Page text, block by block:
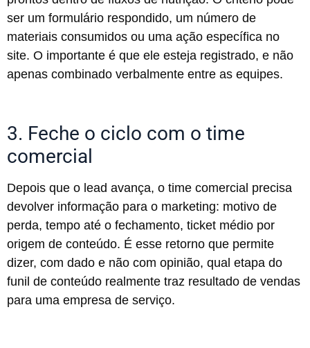
ser um formulário respondido, um número de
materiais consumidos ou uma ação específica no
site. O importante é que ele esteja registrado, e não
apenas combinado verbalmente entre as equipes.
3. Feche o ciclo com o time
comercial
Depois que o lead avança, o time comercial precisa
devolver informação para o marketing: motivo de
perda, tempo até o fechamento, ticket médio por
origem de conteúdo. É esse retorno que permite
dizer, com dado e não com opinião, qual etapa do
funil de conteúdo realmente traz resultado de vendas
para uma empresa de serviço.